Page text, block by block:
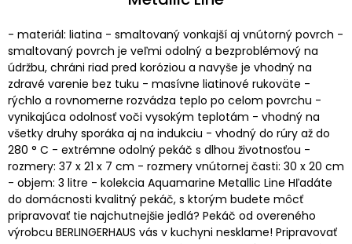
- materiál: liatina - smaltovaný vonkajší aj vnútorný povrch -
smaltovaný povrch je veľmi odolný a bezproblémový na
údržbu, chráni riad pred koróziou a navyše je vhodný na
zdravé varenie bez tuku - masívne liatinové rukoväte -
rýchlo a rovnomerne rozvádza teplo po celom povrchu -
vynikajúca odolnosť voči vysokým teplotám - vhodný na
všetky druhy sporáka aj na indukciu - vhodný do rúry až do
280 ° C - extrémne odolný pekáč s dlhou životnosťou -
rozmery: 37 x 21 x 7 cm - rozmery vnútornej časti: 30 x 20 cm
- objem: 3 litre - kolekcia Aquamarine Metallic Line Hľadáte
do domácnosti kvalitný pekáč, s ktorým budete môcť
pripravovať tie najchutnejšie jedlá? Pekáč od overeného
výrobcu BERLINGERHAUS vás v kuchyni nesklame! Pripravovať